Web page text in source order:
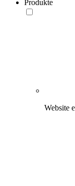
Produkte
Website